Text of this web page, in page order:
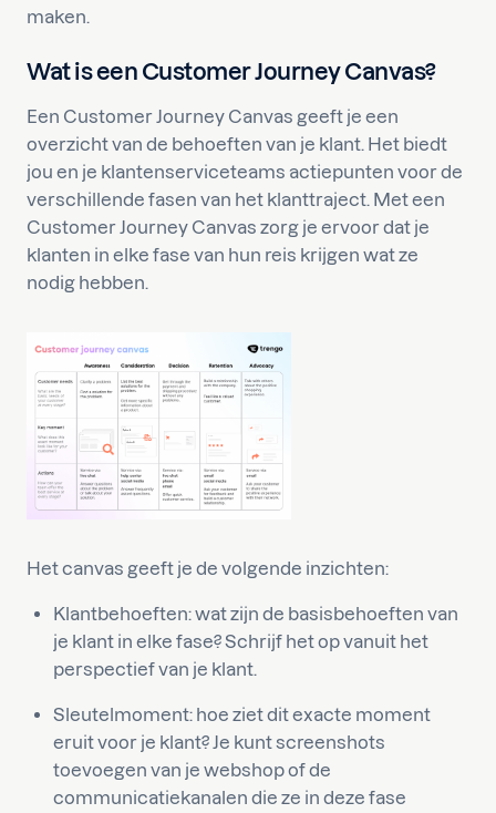
maken.
Wat is een Customer Journey Canvas?
Een Customer Journey Canvas geeft je een
overzicht van de behoeften van je klant. Het biedt
jou en je klantenserviceteams actiepunten voor de
verschillende fasen van het klanttraject. Met een
Customer Journey Canvas zorg je ervoor dat je
klanten in elke fase van hun reis krijgen wat ze
nodig hebben.
Het canvas geeft je de volgende inzichten:
Klantbehoeften: wat zijn de basisbehoeften van
je klant in elke fase? Schrijf het op vanuit het
perspectief van je klant.
Sleutelmoment: hoe ziet dit exacte moment
eruit voor je klant? Je kunt screenshots
toevoegen van je webshop of de
communicatiekanalen die ze in deze fase